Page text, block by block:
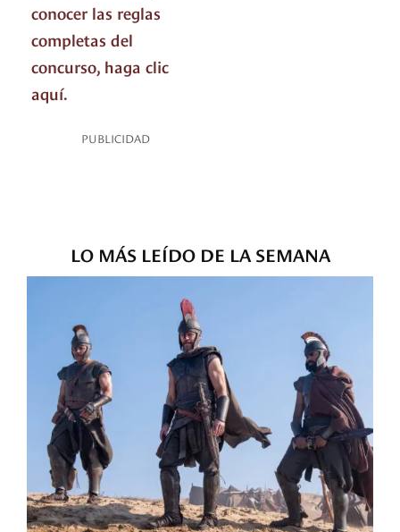
conocer las reglas
completas del
concurso, haga clic
aquí.
PUBLICIDAD
LO MÁS LEÍDO DE LA SEMANA